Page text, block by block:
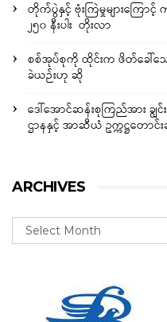
တိုက်ပွဲနှင့် ဗုံးကြဲမှုများကြော
၂၅၀ နီးပါး တိုးလာ
စစ်အုပ်စုကို ထိုင်းက ဖိတ်ခေါ်
ခဲယဉ်းဟု ဆို
ဒေါ်အောင်ဆန်းစုကြည်အား ချွင်
ဌာနနှင့် အာဆီယံ ဥက္ကဋ္ဌတောင်
ARCHIVES